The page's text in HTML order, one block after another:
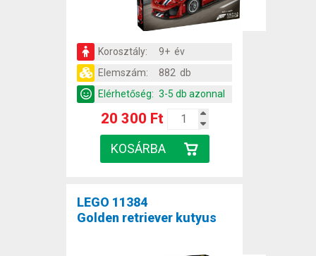
Korosztály:
9+ év
Elemszám:
882 db
Elérhetőség: 3-5 db azonnal
20 300 Ft
LEGO 11384
Golden retriever kutyus